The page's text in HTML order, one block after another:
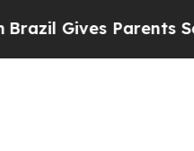
Parents Social